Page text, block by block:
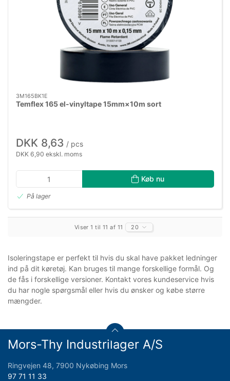
3M165BK1E
Temflex 165 el-vinyltape 15mm×10m sort
DKK 8,63 / pcs
DKK 6,90 ekskl. moms
Køb nu
På lager
Viser 1 til 11 af 11 20
Isoleringstape er perfekt til hvis du skal have pakket ledninger
ind på dit køretøj. Kan bruges til mange forskellige formål. Og
de fås i forskellige versioner. Kontakt vores kundeservice hvis
du har nogle spørgsmål eller hvis du ønsker og købe større
mængder.
Mors-Thy Industrilager A/S
Ringvejen 48, 7900 Nykøbing Mors
97 71 11 33